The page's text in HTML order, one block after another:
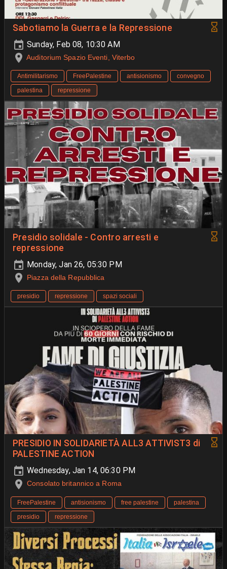
Sabotiamo la Guerra e la Repressione
Sunday, Feb 08, 10:30 AM
Auditorium Spazio Eventi, Viterbo
Antimilitarismo FreePalestine antisionismo
convegno
palestina
repressione
Presidio solidale - Contro arresti e
repressione
Monday, Jan 26, 05:30 PM
Piazza della Repubblica
presidio repressione spazi sociali
PRESIDIO IN SOLIDARIETÀ ALL3 ATTIVIST3 di
PALESTINE ACTION
Wednesday, Jan 14, 06:30 PM
Consolato britannico a Roma
FreePalestine antisionismo free palestine
palestina
presidio
repressione